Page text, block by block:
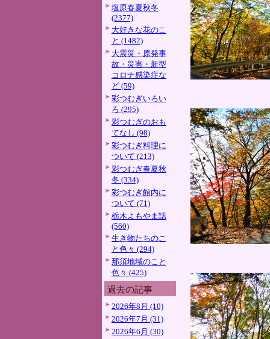
塩原春夏秋冬
(2377)
大好きな花のこ
と (1482)
大震災・原発事
故・災害・新型
コロナ感染症な
ど (59)
彩つむぎいろい
ろ (295)
彩つむぎのおも
てなし (98)
彩つむぎ料理に
ついて (213)
彩つむぎ春夏秋
冬 (334)
彩つむぎ館内に
ついて (71)
栃木よもやま話
(560)
生き物たちのこ
と色々 (294)
那須地域のこと
色々 (425)
過去の記事
2026年8月 (10)
2026年7月 (31)
2026年6月 (30)